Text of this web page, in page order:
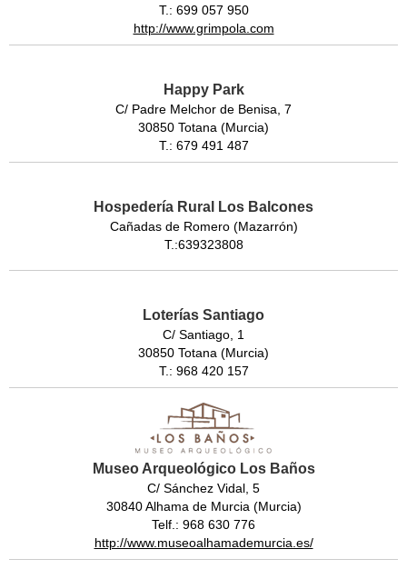
T.: 699 057 950
http://www.grimpola.com
Happy Park
C/ Padre Melchor de Benisa, 7
30850 Totana (Murcia)
T.: 679 491 487
Hospedería Rural Los Balcones
Cañadas de Romero (Mazarrón)
T.:639323808
Loterías Santiago
C/ Santiago, 1
30850 Totana (Murcia)
T.: 968 420 157
Museo Arqueológico Los Baños
C/ Sánchez Vidal, 5
30840 Alhama de Murcia (Murcia)
Telf.: 968 630 776
http://www.museoalhamademurcia.es/